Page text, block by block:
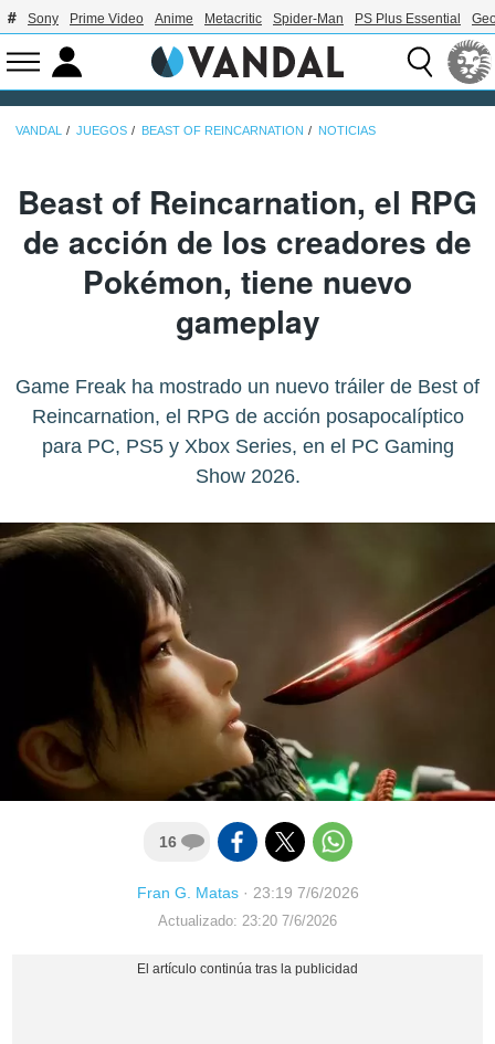
Sony Prime Video Anime Metacritic Spider-Man PS Plus Essential
VANDAL JUEGOS BEAST OF REINCARNATION NOTICIAS
Beast of Reincarnation, el RPG
de acción de los creadores de
Pokémon, tiene nuevo
gameplay
Game Freak ha mostrado un nuevo tráiler de Best of
Reincarnation, el RPG de acción posapocalíptico
para PC, PS5 y Xbox Series, en el PC Gaming
Show 2026.
16
Fran G. Matas· 23:19 7/6/2026
Actualizado: 23:20 7/6/2026